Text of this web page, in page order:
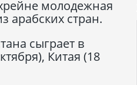
молодежная
арабских стран.
сыграет в
Китая (18